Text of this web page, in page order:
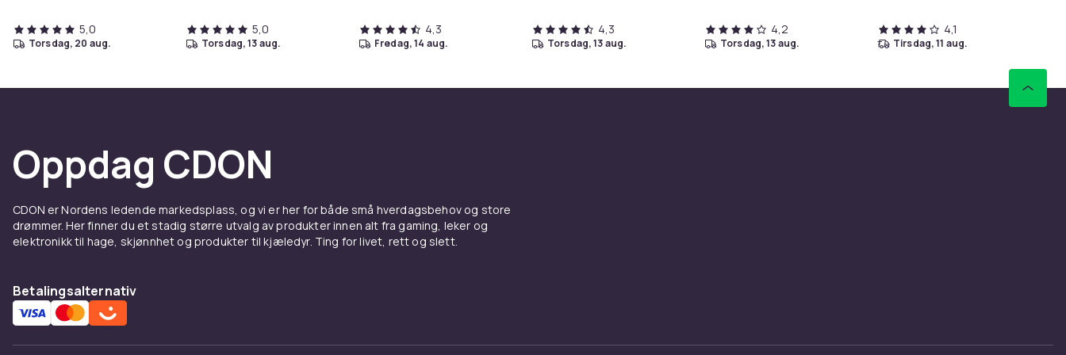
5,0
torsdag, 20 aug.
5,0
torsdag, 13 aug.
4,3
fredag, 14 aug.
4,3
torsdag, 13 aug.
4,2
torsdag, 13 aug.
4,1
tirsdag, 11 aug.
Oppdag CDON
CDON er Nordens ledende markedsplass, og vi er her for både små hverdagsbehov og store
drømmer. Her finner du et stadig større utvalg av produkter innen alt fra gaming, leker og
elektronikk til hage, skjønnhet og produkter til kjæledyr. Ting for livet, rett og slett.
Betalingsalternativ